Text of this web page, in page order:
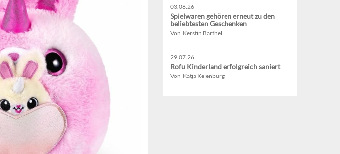
03.08.26
Spielwaren gehören erneut zu den
beliebtesten Geschenken
Von Kerstin Barthel
29.07.26
Rofu Kinderland erfolgreich saniert
Von Katja Keienburg